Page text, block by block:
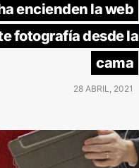
encienden la web
fotografía desde la
cama
28 ABRIL, 2021